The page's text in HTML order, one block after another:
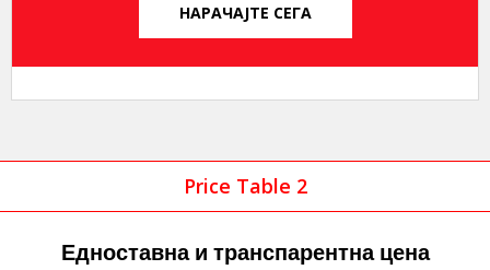
НАРАЧАЈТЕ СЕГА
Price Table 2
Едноставна и транспарентна цена